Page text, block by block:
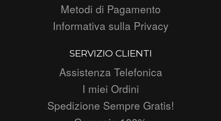
Metodi di Pagamento
Informativa sulla Privacy
SERVIZIO CLIENTI
Assistenza Telefonica
I miei Ordini
Spedizione Sempre Gratis!